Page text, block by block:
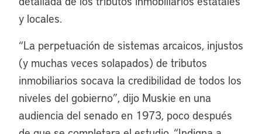
y locales.
“La perpetuación de sistemas arcaicos, injustos
(y muchas veces solapados) de tributos
inmobiliarios socava la credibilidad de todos los
niveles del gobierno”, dijo Muskie en una
audiencia del senado en 1973, poco después